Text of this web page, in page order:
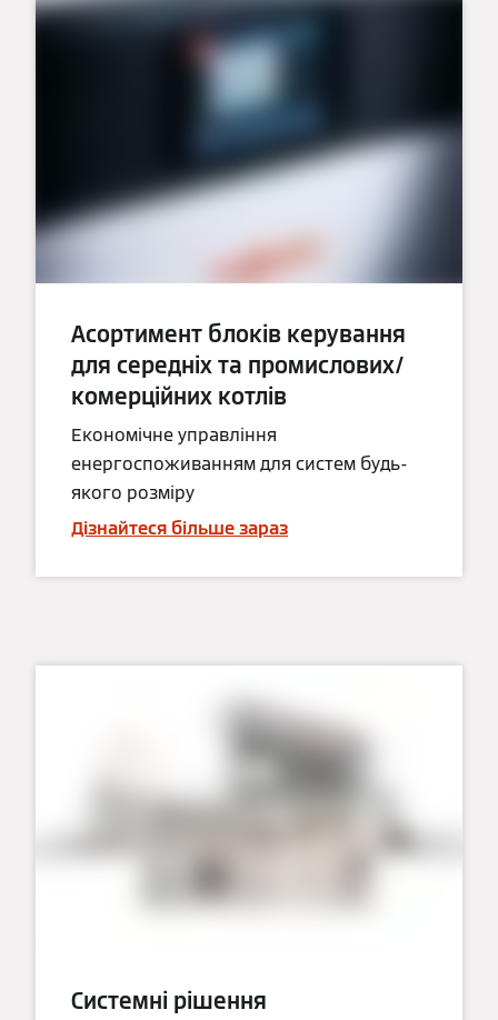
Асортимент блоків керування
для середніх та промислових/
комерційних котлів
Економічне управління
енергоспоживанням для систем будь-
якого розміру
Дізнайтеся більше зараз
Системні рішення